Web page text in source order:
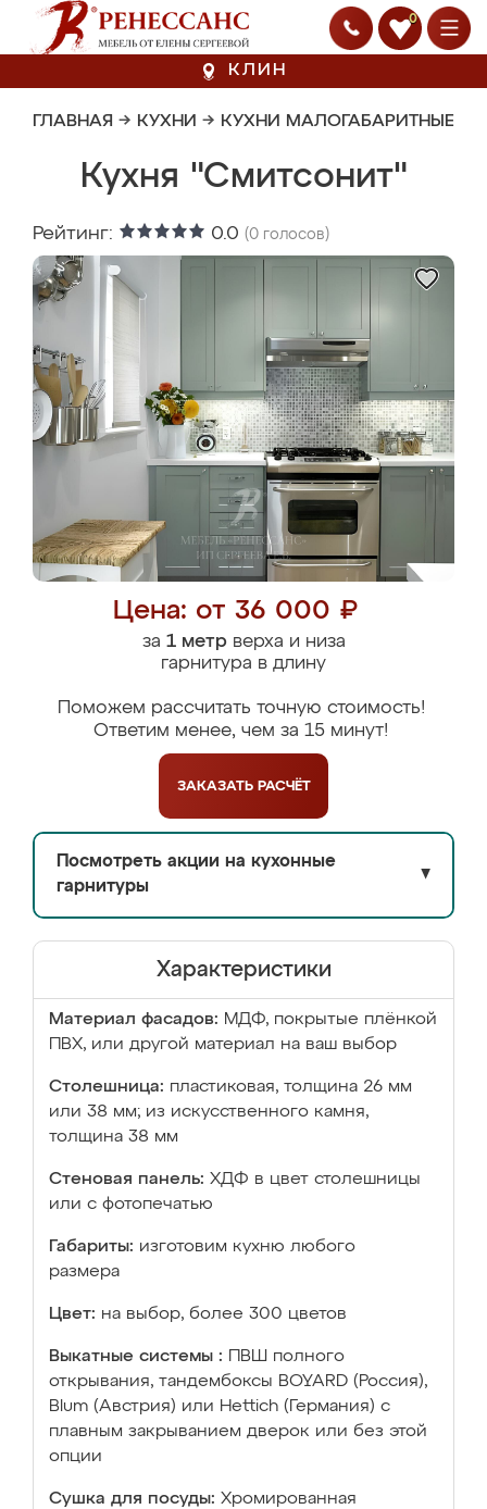
0
КЛИН
ГЛАВНАЯ → КУХНИ → КУХНИ МАЛОГАБАРИТНЫЕ
Кухня "Смитсонит"
Рейтинг: 0.0 (0 голосов)
Цена: от 36 000 ₽
за 1 метрверха и низа
гарнитура в длину
Поможем рассчитать точную стоимость!
Ответим менее, чем за 15 минут!
ЗАКАЗАТЬ РАСЧЁТ
Посмотреть акции на кухонные
гарнитуры
▼
Характеристики
Материал фасадов: МДФ, покрытые плёнкой
ПВХ, или другой материал на ваш выбор
Столешница: пластиковая, толщина 26 мм
или 38 мм; из искусственного камня,
толщина 38 мм
Стеновая панель: ХДФ в цвет столешницы
или с фотопечатью
Габариты: изготовим кухню любого
размера
Цвет: на выбор, более 300 цветов
Выкатные системы :
ПВШ полного
открывания, тандембоксы BOYARD (Россия),
Blum (Австрия) или Hettich (Германия) с
плавным закрыванием дверок или без этой
опции
Сушка для посуды: Хромированная